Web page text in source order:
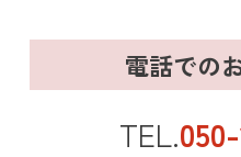
電話での
TEL.